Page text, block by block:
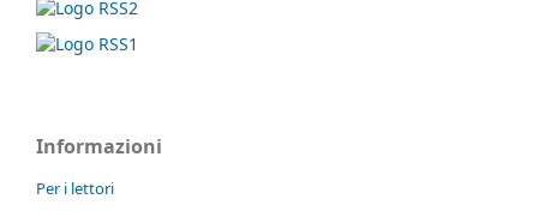
Informazioni
Per i lettori